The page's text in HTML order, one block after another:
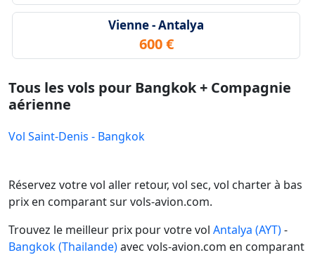
Vienne - Antalya
600 €
Tous les vols pour Bangkok + Compagnie
aérienne
Vol Saint-Denis - Bangkok
Réservez votre vol aller retour, vol sec, vol charter à bas
prix en comparant sur vols-avion.com.
Trouvez le meilleur prix pour votre vol Antalya (AYT)-
Bangkok (Thailande)avec vols-avion.com en comparant